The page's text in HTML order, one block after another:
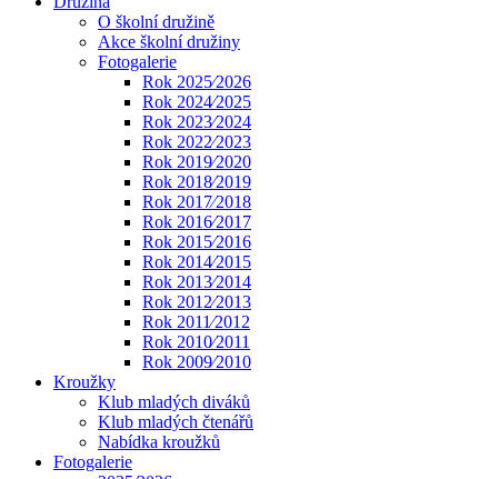
O školní družině
Akce školní družiny
Fotogalerie
Rok 2025⁄2026
Rok 2024⁄2025
Rok 2023⁄2024
Rok 2022⁄2023
Rok 2019⁄2020
Rok 2018⁄2019
Rok 2017⁄2018
Rok 2016⁄2017
Rok 2015⁄2016
Rok 2014⁄2015
Rok 2013⁄2014
Rok 2012⁄2013
Rok 2011⁄2012
Rok 2010⁄2011
Rok 2009⁄2010
Kroužky
Klub mladých diváků
Klub mladých čtenářů
Nabídka kroužků
Fotogalerie